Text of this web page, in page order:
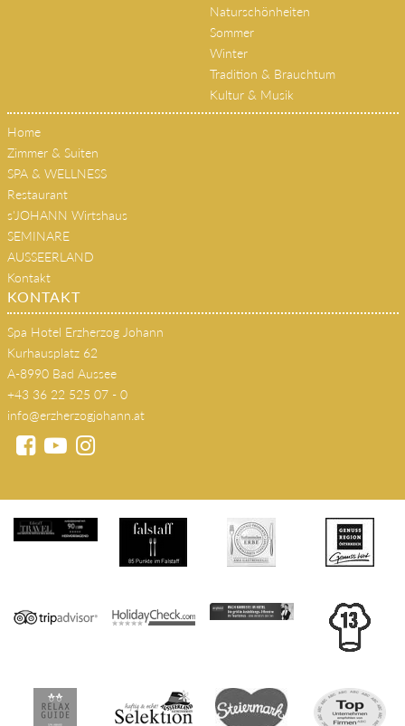
Naturschönheiten
Sommer
Winter
Tradition & Brauchtum
Kultur & Musik
Home
Zimmer & Suiten
SPA & WELLNESS
Restaurant
s'JOHANN Wirtshaus
SEMINARE
AUSSEERLAND
Kontakt
KONTAKT
Spa Hotel Erzherzog Johann
Kurhausplatz 62
A-8990 Bad Aussee
+43 36 22 525 07 - 0
info@erzherzogjohann.at